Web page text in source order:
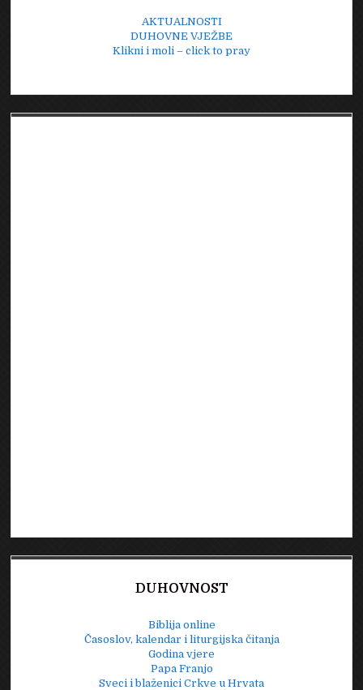
AKTUALNOSTI
DUHOVNE VJEŽBE
Klikni i moli – click to pray
DUHOVNOST
Biblija online
Časoslov, kalendar i liturgijska čitanja
Godina vjere
Papa Franjo
Sveci i blaženici Crkve u Hrvata